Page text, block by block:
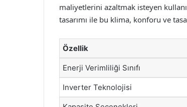
maliyetlerini azaltmak isteyen
tasarımı ile bu klima, konforu ve
Özellik
Enerji Verimliliği Sınıfı
Inverter Teknolojisi